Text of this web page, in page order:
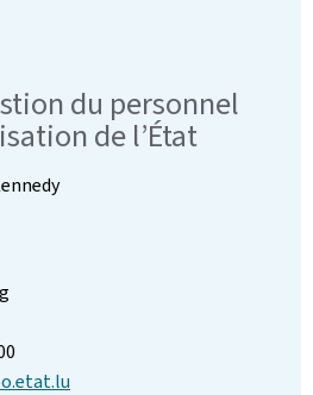
du personnel
de l’État